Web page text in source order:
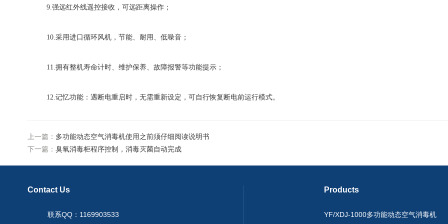
9.强远红外线遥控接收，可远距离操作；
10.采用进口循环风机，节能、耐用、低噪音；
11.拥有整机寿命计时、维护保养、故障报警等功能提示；
12.记忆功能：遇断电重启时，无需重新设定，可自行恢复断电前运行模式。
上一篇： 多功能动态空气消毒机使用之前须仔细阅读说明书
下一篇： 臭氧消毒柜程序控制，消毒灭菌自动完成
Contact Us
联系QQ：1169903533
Products
YF/XDJ-1000多功能动态空气消毒机